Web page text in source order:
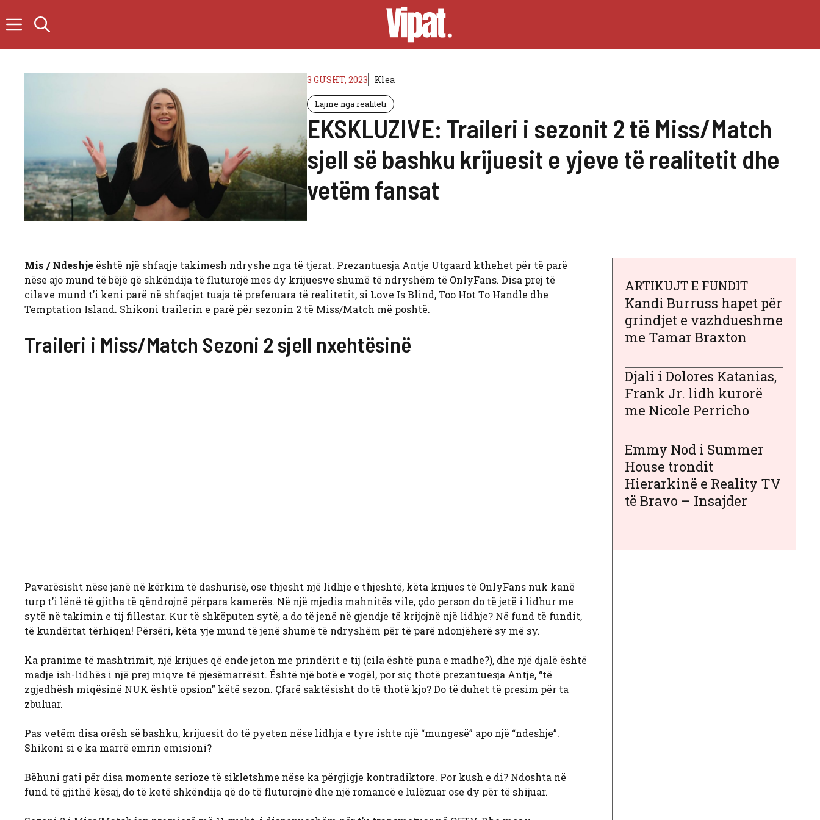
to
3 GUSHT, 2023 Klea
Lajme nga realiteti
EKSKLUZIVE: Traileri i sezonit 2 të Miss/Match
sjell së bashku krijuesit e yjeve të realitetit dhe
vetëm fansat
Mis / Ndeshje është një shfaqje takimesh ndryshe nga të tjerat. Prezantuesja Antje Utgaard kthehet për të parë
nëse ajo mund të bëjë që shkëndija të fluturojë mes dy krijuesve shumë të ndryshëm të OnlyFans. Disa prej të
cilave mund t’i keni parë në shfaqjet tuaja të preferuara të realitetit, si Love Is Blind, Too Hot To Handle dhe
Temptation Island. Shikoni trailerin e parë për sezonin 2 të Miss/Match më poshtë.
Traileri i Miss/Match Sezoni 2 sjell nxehtësinë
Pavarësisht nëse janë në kërkim të dashurisë, ose thjesht një lidhje e thjeshtë, këta krijues të OnlyFans nuk kanë
turp t’i lënë të gjitha të qëndrojnë përpara kamerës. Në një mjedis mahnitës vile, çdo person do të jetë i lidhur me
sytë në takimin e tij fillestar. Kur të shkëputen sytë, a do të jenë në gjendje të krijojnë një lidhje? Në fund të fundit,
të kundërtat tërhiqen! Përsëri, këta yje mund të jenë shumë të ndryshëm për të parë ndonjëherë sy më sy.
Ka pranime të mashtrimit, një krijues që ende jeton me prindërit e tij (cila është puna e madhe?), dhe një djalë është
madje ish-lidhës i një prej miqve të pjesëmarrësit. Është një botë e vogël, por siç thotë prezantuesja Antje, “të
zgjedhësh miqësinë NUK është opsion” këtë sezon. Çfarë saktësisht do të thotë kjo? Do të duhet të presim për ta
zbuluar.
Pas vetëm disa orësh së bashku, krijuesit do të pyeten nëse lidhja e tyre ishte një “mungesë” apo një “ndeshje”.
Shikoni si e ka marrë emrin emisioni?
Bëhuni gati për disa momente serioze të sikletshme nëse ka përgjigje kontradiktore. Por kush e di? Ndoshta në
fund të gjithë kësaj, do të ketë shkëndija që do të fluturojnë dhe një romancë e lulëzuar ose dy për të shijuar.
ARTIKUJT E FUNDIT
Kandi Burruss hapet për
grindjet e vazhdueshme
me Tamar Braxton
Djali i Dolores Katanias,
Frank Jr. lidh kurorë
me Nicole Perricho
Emmy Nod i Summer
House trondit
Hierarkinë e Reality TV
të Bravo – Insajder